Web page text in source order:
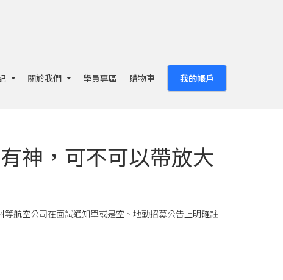
關於我們 學員專區 購物車 我的帳戶
神，可不可以帶放大
等航空公司在面試通知單或是空、地勤招募公告上明確註